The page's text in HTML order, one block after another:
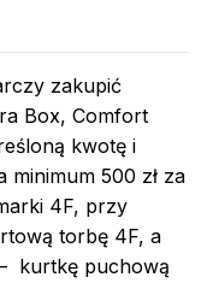
zakupić
Box, Comfort
kwotę i
minimum 500 zł za
4F, przy
torbę 4F, a
kurtkę puchową